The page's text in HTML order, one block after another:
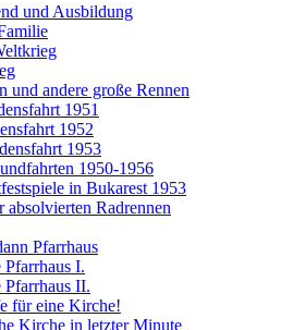
und Ausbildung
und andere große Rennen
1951
1952
1953
1950-1956
in Bukarest 1953
absolvierten Radrennen
Pfarrhaus
Pfarrhaus I.
Pfarrhaus II.
für eine Kirche!
Kirche in letzter Minute